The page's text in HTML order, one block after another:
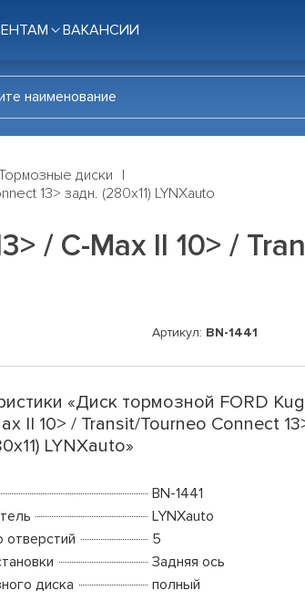
ВАКАНСИИ
диски
13> задн. (280x11) LYNXauto
/ C-Max II 10> /
Артикул: BN-1441
«Диск тормозной FORD
II 10> / Transit/Tourneo Connect
LYNXauto»
BN-1441
LYNXauto
отверстий
5
Задняя ось
диска
полный